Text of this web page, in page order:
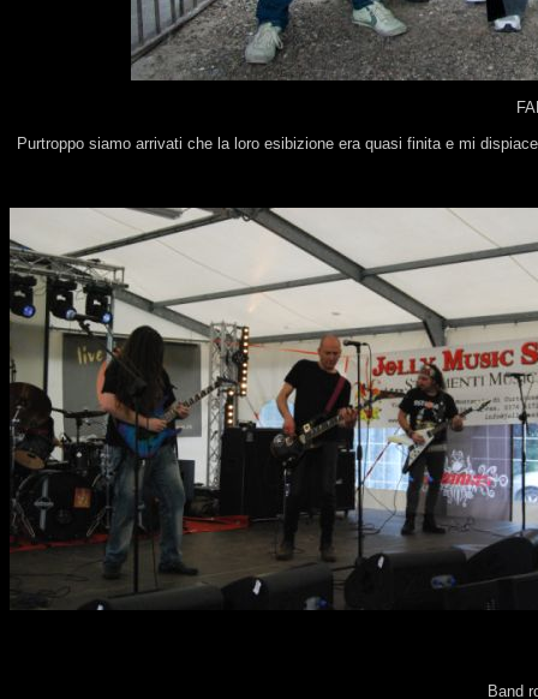
Purtroppo siamo arrivati che la loro esibizione era quasi finita e mi
Band